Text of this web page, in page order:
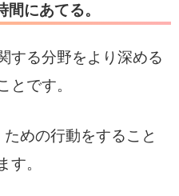
にあてる。
する分野をより深める
とです。
めの行動をすること
す。